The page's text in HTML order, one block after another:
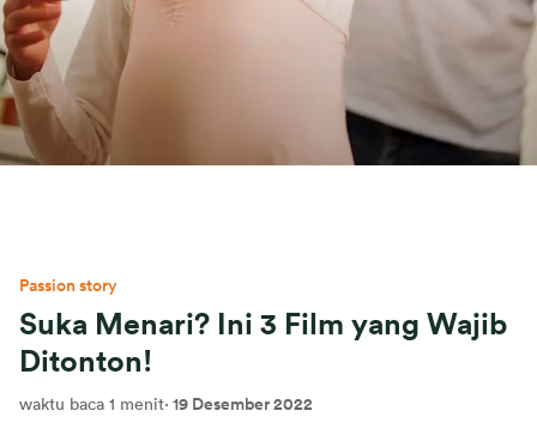
Passion story
Suka Menari? Ini 3 Film yang Wajib
Ditonton!
waktu baca 1 menit· 19 Desember 2022